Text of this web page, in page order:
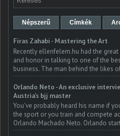
Népszerű Címkék
Firas Zahabi - Mastering the Art
Recently ellenfelem.hu had the
and honor in talking to one of the
business. The man behind the likes
Orlando Neto - An exclusive
Austria's bjj master
You've probably heard his name if
the sport or you train and compete
Orlando Machado Neto. Orlando